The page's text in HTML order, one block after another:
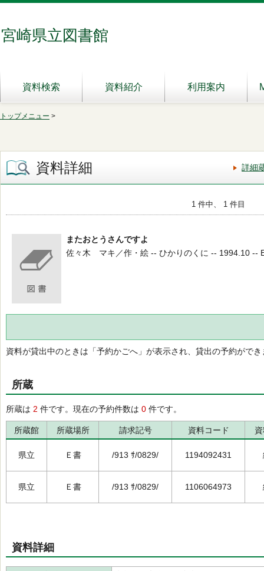
宮崎県立図書館
資料検索 資料紹介 利用案内
トップメニュー >
資料詳細 詳細
1 件中、 1 件目
またおとうさんですよ
佐々木 マキ／作・絵 -- ひかりのくに -- 1994.10 --
資料が貸出中のときは「予約かごへ」が表示され、貸出の予約ができ
所蔵
所蔵は 2 件です。現在の予約件数は 0 件です。
所蔵館 所蔵場所 請求記号 資料コード
県立 Ｅ書 /913 ｻ/0829/ 1194092431
県立 Ｅ書 /913 ｻ/0829/ 1106064973
資料詳細